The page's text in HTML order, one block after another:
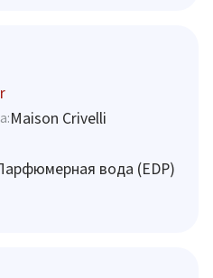
Maison Crivelli
вода (EDP)